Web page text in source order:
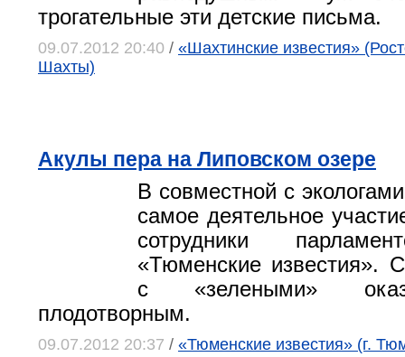
трогательные эти детские письма.
09.07.2012 20:40 / «Шахтинские известия»
Шахты)
Акулы пера на Липовском озере
В совместной с
самое деятельное
сотрудники
«Тюменские известия».
с «зелеными»
плодотворным.
09.07.2012 20:37 / «Тюменские известия» (г.